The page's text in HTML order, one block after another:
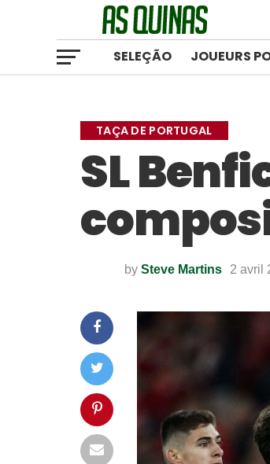
SELEÇÃO JOUEURS
TAÇA DE PORTUGAL
SL
by Steve Martins 2 avril